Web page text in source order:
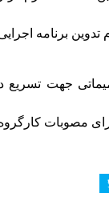
برنامه
جهت تسریع
مصوبات کارگروه